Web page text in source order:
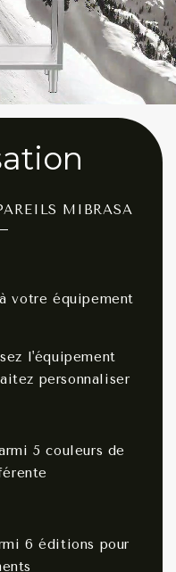
MIBRASA
votre équipement
l'équipement
personnaliser
5 couleurs de
6 éditions pour